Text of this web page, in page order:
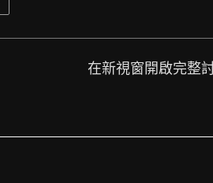
在新視窗開啟完整